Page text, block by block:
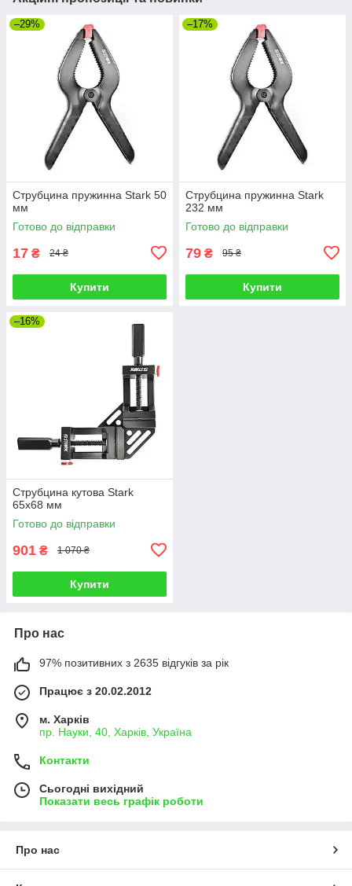
–29%
Струбцина пружинна Stark 50
мм
Готово до відправки
17 ₴ 24 ₴
Купити
–17%
Струбцина пружинна Stark
232 мм
Готово до відправки
79 ₴ 95 ₴
Купити
–16%
Струбцина кутова Stark
65x68 мм
Готово до відправки
901 ₴ 1 070 ₴
Купити
Про нас
97% позитивних з 2635 відгуків за рік
Працює з 20.02.2012
м. Харків
пр. Науки, 40, Харків, Україна
Контакти
Сьогодні вихідний
Показати весь графік роботи
Про нас